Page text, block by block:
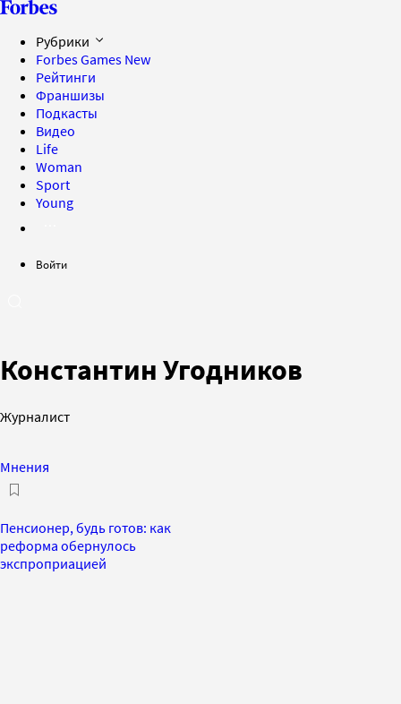
Рубрики
Forbes Games New
Рейтинги
Франшизы
Подкасты
Видео
Life
Woman
Sport
Young
Войти
Константин Угодников
Журналист
Мнения
Пенсионер, будь готов: как
реформа обернулось
экспроприацией